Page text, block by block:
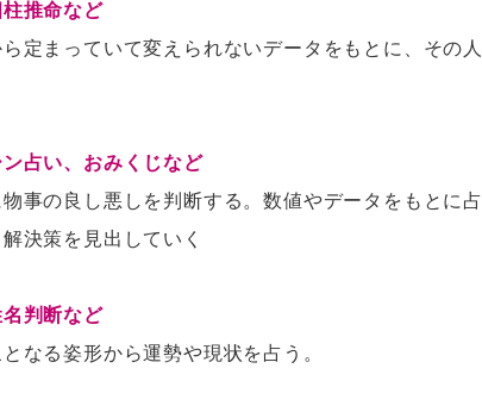
推命など
定まっていて変えられないデータをもとに、その人
占い、おみくじなど
事の良し悪しを判断する。数値やデータをもとに占
決策を見出していく
判断など
なる姿形から運勢や現状を占う。